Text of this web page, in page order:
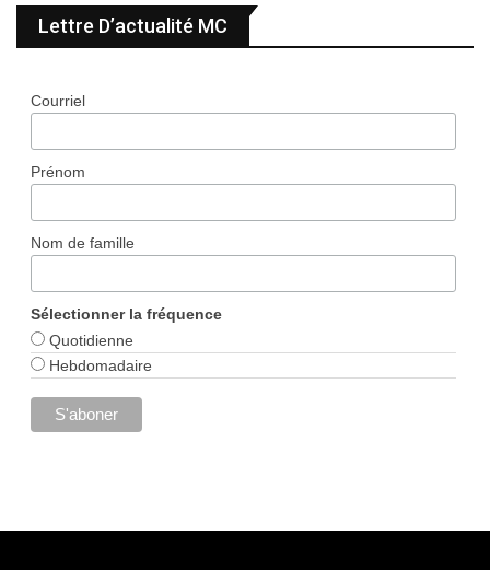
Lettre D’actualité MC
Courriel
Prénom
Nom de famille
Sélectionner la fréquence
Quotidienne
Hebdomadaire